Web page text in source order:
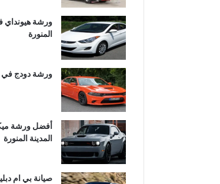
ورشة هيونداي
المنورة
ورشة دودج في
أفضل ورشة
المدينة المنورة
صيانة بي ام